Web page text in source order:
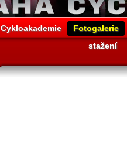
Cykloakademie
Fotogalerie
stažení